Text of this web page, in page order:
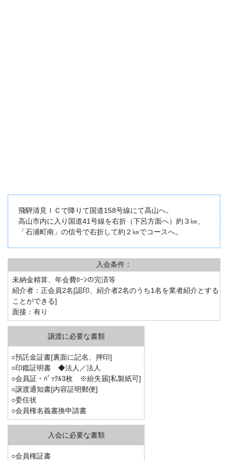
飛騨清見ＩＣで降りて国道158号線にて高山へ。
高山市内に入り国道41号線を右折（下呂方面へ）約３㎞、
「石浦町南」の信号で右折して約２㎞でコースへ。
入会条件：
未納金精算、年会費ﾛｰﾝの完済等
紹介者：正会員2名[認印、紹介者2名のうち1名を業者紹介とする
ことができる]
面接：有り
○預託金証書[裏面に記名、押印]
○印鑑証明書 ◆法人／法人
○会員証・ﾊﾞｯｸﾙ3枚 ※紛失届[私製紙可]
○譲渡通知書[内容証明郵便]
○委任状
○会員権名義書換申請書
○会員権証書